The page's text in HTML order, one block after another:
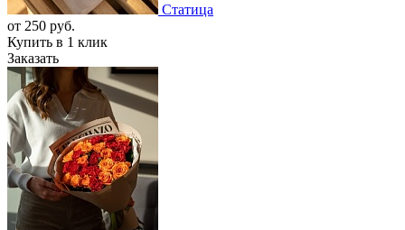
Статица
от 250 руб.
Купить в 1 клик
Заказать